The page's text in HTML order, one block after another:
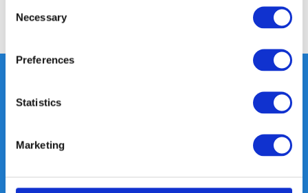
Selection
Necessary
Preferences
Statistics
Marketing
Delen
Out of the box met klanten meedenken